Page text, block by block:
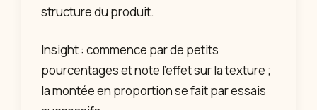
structure du produit.
Insight : commence par de petits
pourcentages et note l’effet sur la texture ;
la montée en proportion se fait par essais